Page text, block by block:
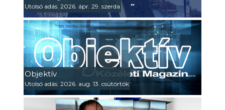
Utolsó adás: 2026. ápr. 29. szerda
Objektív
Utolsó adás: 2026. aug. 13. csütörtök